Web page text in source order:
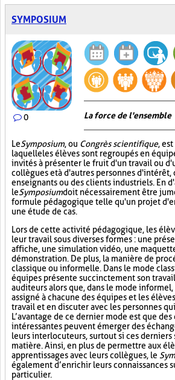
SYMPOSIUM
0 La force de l'ensemble
LeSymposium, ou Congrès scientifique,
laquelle les élèves sont regroupés en
invités à présenter le fruit d'un travail ou
collègues et à d'autres personnes d'intérêt,
enseignants ou des clients industriels. En
leSymposiumdoit nécessairement être
formule pédagogique telle qu'un projet
une étude de cas.
Lors de cette activité pédagogique, les
leur travail sous diverses formes : une
affiche, une simulation vidéo, une
démonstration. De plus, la manière de
classique ou informelle. Dans le mode
équipes présente succinctement son
auditeurs alors que, dans le mode
assigné à chacune des équipes et les
travail et en discuter avec les personnes
L’avantage de ce dernier mode est que des
intéressantes peuvent émerger des
leurs interlocuteurs, surtout si ces derniers
matière. Ainsi, en plus de permettre aux
apprentissages avec leurs collègues, le
également d’enrichir leurs connaissances
particulier.